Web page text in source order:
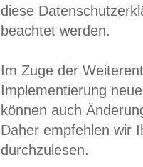
diese
beachtet werden.
Im Zuge der
Implementierung
können auch
Daher empfehlen wir
durchzulesen.